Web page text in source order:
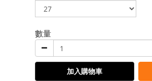
數量
加入購物車